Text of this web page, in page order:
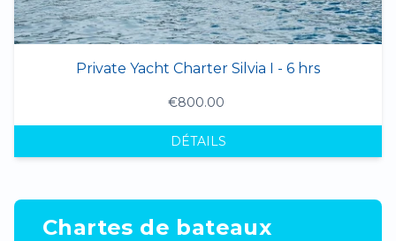
Private Yacht Charter Silvia I - 6 hrs
€800.00
DÉTAILS
Chartes de bateaux